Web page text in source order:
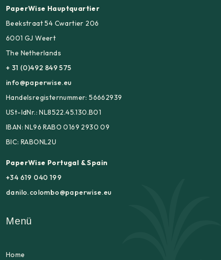
PaperWise Hauptquartier
Beekstraat 54 Cwartier 206
6001 GJ Weert
The Netherlands
+ 31 (0)492 849 575
info@paperwise.eu
Handelsregisternummer: 56662939
USt-IdNr.: NL8522.45.130.B01
IBAN: NL96 RABO 0169 2930 09
BIC: RABONL2U
PaperWise Portugal & Spain
+34 619 040 199
danilo.colombo@paperwise.eu
Menü
Home